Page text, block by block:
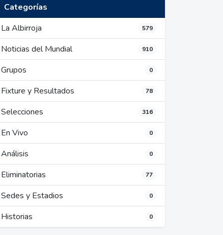
Categorías
La Albirroja
579
Noticias del Mundial 910
Grupos 0
Fixture y Resultados 78
Selecciones 316
En Vivo 0
Análisis 0
Eliminatorias 77
Sedes y Estadios 0
Historias 0